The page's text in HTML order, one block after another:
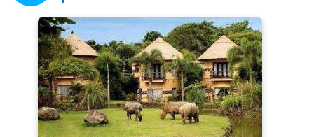
滋潤的乳液滲入皮膚吸收精華，使皮膚潔白柔軟細緻。最後
利用熱水淋到身體的每吋肌膚以達到另一種的按摩效果，再
舒服的泡在盛滿海鹽或花瓣的溫水池中，好好的放鬆自己的
身心。
療程結束後，再來一杯熱熱的薑茶，讓您感受到體內外一致
的淨化，整程療程做完，讓您有一種受到皇室待遇的精緻呵